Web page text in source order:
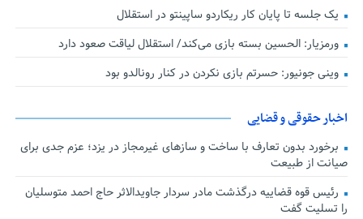
یک جلسه تا پایان کار ریکاردو ساپینتو در استقلال
ورمزیار: الحسین بسته بازی می‌کند/ استقلال لیاقت صعود دارد
وینی جونیور: حسرتم بازی نکردن در کنار رونالدو بود
اخبار حقوقی و قضایی
برخورد بدون تعارف با ساخت‌ و سازهای غیرمجاز در یزد؛ عزم جدی برای
صیانت از طبیعت
رئیس قوه قضاییه درگذشت مادر سردار جاویدالاثر حاج احمد متوسلیان
را تسلیت گفت